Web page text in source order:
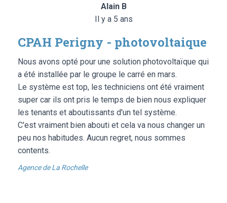
Alain B
Il y a 5 ans
CPAH Perigny - photovoltaique
Nous avons opté pour une solution photovoltaïque qui
a été installée par le groupe le carré en mars.
Le système est top, les techniciens ont été vraiment
super car ils ont pris le temps de bien nous expliquer
les tenants et aboutissants d'un tel système.
C'est vraiment bien abouti et cela va nous changer un
peu nos habitudes. Aucun regret, nous sommes
contents.
Agence de La Rochelle